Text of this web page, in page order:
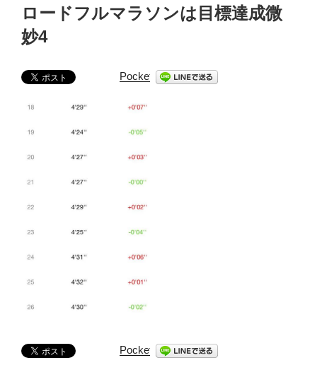
ロードフルマラソンは目標達成微
妙4
Pocket
Pocket